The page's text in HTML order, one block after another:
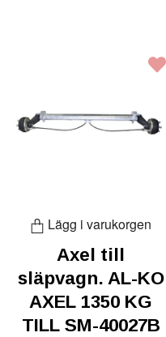
Lägg i varukorgen
Axel till
släpvagn. AL-KO
AXEL 1350 KG
TILL SM-40027B